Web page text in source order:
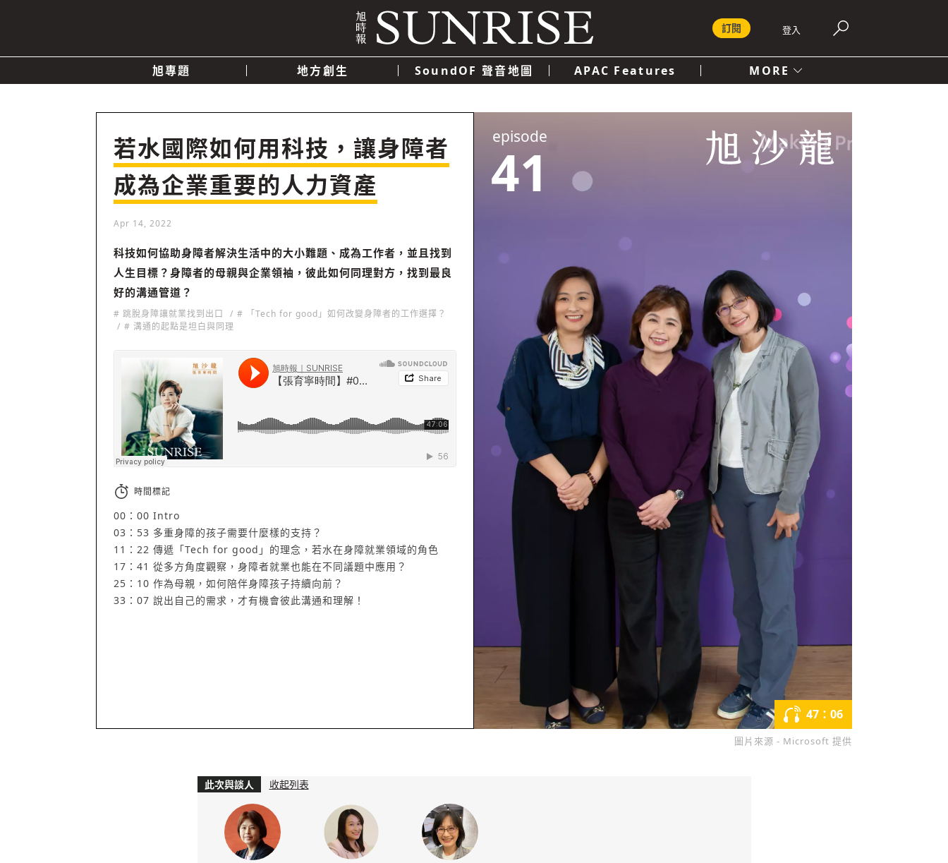
登入
訂閱
旭專題 地方創生 SoundOF 聲音地圖 APAC Features MORE
快速連結
科技 人文
episode
41
47：06
若水國際如何用科技，讓身障者
成為企業重要的人力資產
Apr 14, 2022
科技如何協助身障者解決生活中的大小難題、成為工作者，並且找到
人生目標？身障者的母親與企業領袖，彼此如何同理對方，找到最良
好的溝通管道？
# 跳脫身障讓就業找到出口
# 「Tech for good」如何改變身障者的工作選擇？
# 溝通的起點是坦白與同理
時間標記
00：00 Intro
03：53 多重身障的孩子需要什麼樣的支持？
11：22 傳遞「Tech for good」的理念，若水在身障就業領域的角色
17：41 從多方角度觀察，身障者就業也能在不同議題中應用？
25：10 作為母親，如何陪伴身障孩子持續向前？
33：07 說出自己的需求，才有機會彼此溝通和理解！
圖片來源 - Microsoft 提供
此次與談人 收起列表